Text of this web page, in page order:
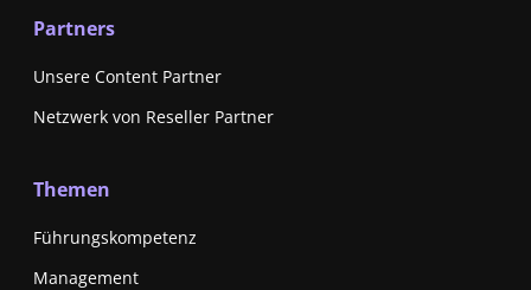
Partners
Unsere Content Partner
Netzwerk von Reseller Partner
Themen
Führungskompetenz
Management